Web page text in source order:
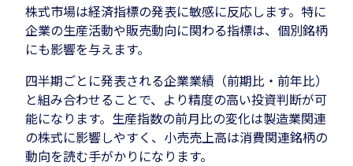
株式市場は経済指標の発表に敏感に反応します。特に
企業の生産活動や販売動向に関わる指標は、個別銘柄
にも影響を与えます。
四半期ごとに発表される企業業績（前期比・前年比）
と組み合わせることで、より精度の高い投資判断が可
能になります。生産指数の前月比の変化は製造業関連
の株式に影響しやすく、小売売上高は消費関連銘柄の
動向を読む手がかりになります。